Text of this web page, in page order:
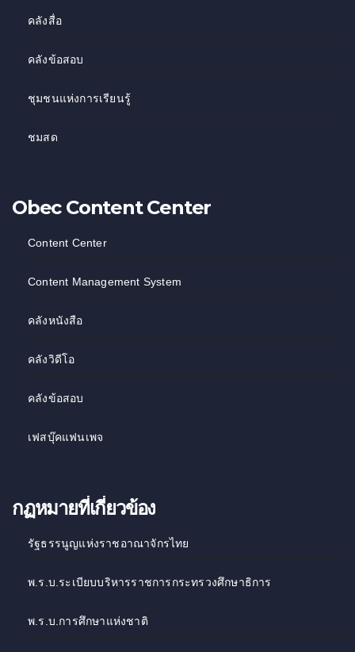
คลังสื่อ
คลังข้อสอบ
ชุมชนแห่งการเรียนรู้
ชมสด
Obec Content Center
Content Center
Content Management System
คลังหนังสือ
คลังวิดีโอ
คลังข้อสอบ
เฟสบุ๊คแฟนเพจ
กฏหมายที่เกี่ยวข้อง
รัฐธรรนูญแห่งราชอาณาจักรไทย
พ.ร.บ.ระเบียบบริหารราชการกระทรวงศึกษาธิการ
พ.ร.บ.การศึกษาแห่งชาติ